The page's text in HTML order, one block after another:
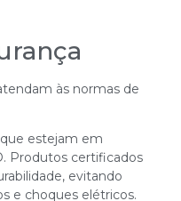
às normas de
estejam em
Produtos certificados
evitando
e choques elétricos.